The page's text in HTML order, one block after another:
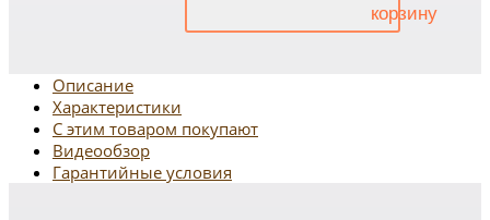
Описание
Характеристики
С этим товаром покупают
Видеообзор
Гарантийные условия